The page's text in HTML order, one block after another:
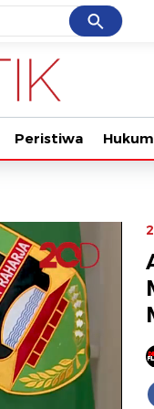
Cancel
Tonton kabar terbaru
Peristiwa Hukum